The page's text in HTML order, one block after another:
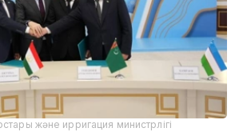
және ирригация министрлігі